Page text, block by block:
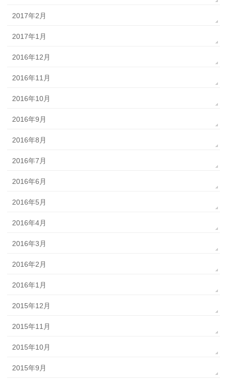
2017年2月
2017年1月
2016年12月
2016年11月
2016年10月
2016年9月
2016年8月
2016年7月
2016年6月
2016年5月
2016年4月
2016年3月
2016年2月
2016年1月
2015年12月
2015年11月
2015年10月
2015年9月